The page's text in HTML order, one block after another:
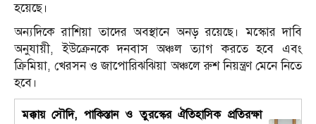
হয়েছে।
অন্যদিকে রাশিয়া তাদের অবস্থানে অনড় রয়েছে। মস্কোর দাবি
অনুযায়ী, ইউক্রেনকে দনবাস অঞ্চল ত্যাগ করতে হবে এবং
ক্রিমিয়া, খেরসন ও জাপোরিঝঝিয়া অঞ্চলে রুশ নিয়ন্ত্রণ মেনে নিতে
হবে।
মক্কায় সৌদি, পাকিস্তান ও তুরস্কের ঐতিহাসিক প্রতিরক্ষা